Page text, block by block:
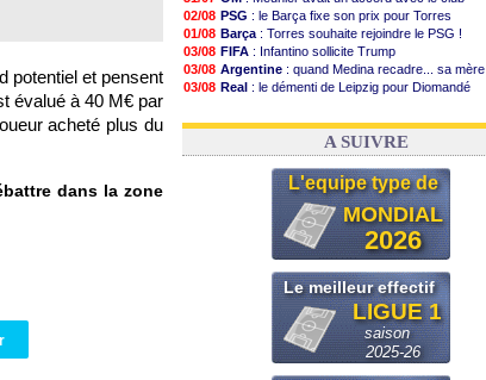
potentiel et pensent
évalué à 40 M€ par
acheté plus du
dans la zone
02/08 PSG : le Barça fixe son prix pour Torres
01/08 Barça : Torres souhaite rejoindre le PSG !
03/08 FIFA : Infantino sollicite Trump
03/08 Argentine : quand Medina recadre... sa mère
03/08 Real : le démenti de Leipzig pour Diomandé
31/07 FIFA: le conseiller d'Infantino démissionne !
A SUIVRE
L'equipe type de
MONDIAL
2026
Le meilleur effectif
LIGUE 1
saison
2025-26